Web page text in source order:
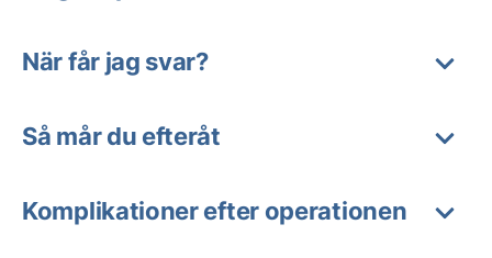
När får jag svar?
Så mår du efteråt
Komplikationer efter operationen